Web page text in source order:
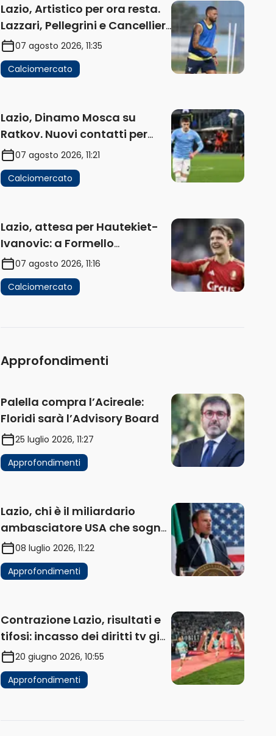
Lazio, Artistico per ora resta.
Lazzari, Pellegrini e Cancellieri
in uscita
07 agosto 2026, 11:35
Calciomercato
Lazio, Dinamo Mosca su
Ratkov. Nuovi contatti per
Pinamonti
07 agosto 2026, 11:21
Calciomercato
Lazio, attesa per Hautekiet-
Ivanovic: a Formello
attendono risposte
07 agosto 2026, 11:16
Calciomercato
Approfondimenti
Palella compra l’Acireale:
Floridi sarà l’Advisory Board
25 luglio 2026, 11:27
Approfondimenti
Lazio, chi è il miliardario
ambasciatore USA che sogna
di acquistare un club in Italia
08 luglio 2026, 11:22
Approfondimenti
Contrazione Lazio, risultati e
tifosi: incasso dei diritti tv già
in flessione
20 giugno 2026, 10:55
Approfondimenti